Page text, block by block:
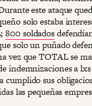
este ataque
solo estaba
800 soldados
solo un puñado
vez que TOTAL se
indemnizaciones a
cumplido sus
las pequeñas